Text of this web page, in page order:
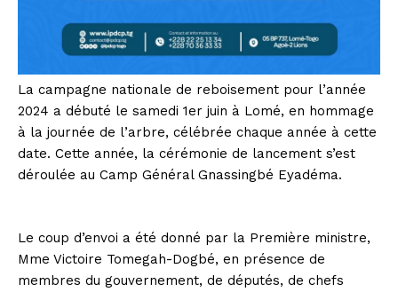
La campagne nationale de reboisement pour l’année
2024 a débuté le samedi 1er juin à Lomé, en hommage
à la journée de l’arbre, célébrée chaque année à cette
date. Cette année, la cérémonie de lancement s’est
déroulée au Camp Général Gnassingbé Eyadéma.
Le coup d’envoi a été donné par la Première ministre,
Mme Victoire Tomegah-Dogbé, en présence de
membres du gouvernement, de députés, de chefs